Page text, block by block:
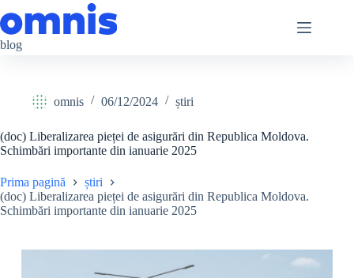
la
conținut
blog
omnis 06/12/2024 știri
(doc) Liberalizarea pieței de asigurări din Republica Moldova.
Schimbări importante din ianuarie 2025
Prima pagină
știri
(doc) Liberalizarea pieței de asigurări din Republica Moldova.
Schimbări importante din ianuarie 2025